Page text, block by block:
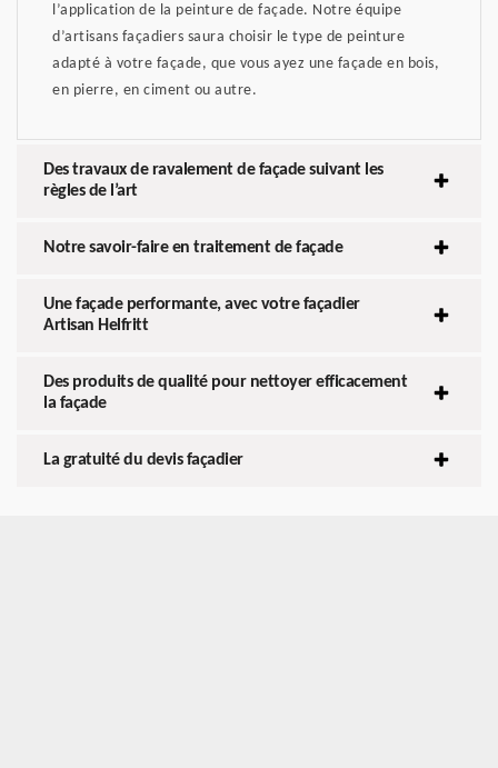
l’application de la peinture de façade. Notre équipe
d’artisans façadiers saura choisir le type de peinture
adapté à votre façade, que vous ayez une façade en bois,
en pierre, en ciment ou autre.
Des travaux de ravalement de façade suivant les
règles de l’art
Notre savoir-faire en traitement de façade
Une façade performante, avec votre façadier
Artisan Helfritt
Des produits de qualité pour nettoyer efficacement
la façade
La gratuité du devis façadier